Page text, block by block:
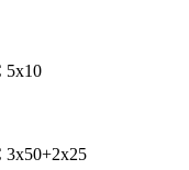
5x10
3x50+2x25